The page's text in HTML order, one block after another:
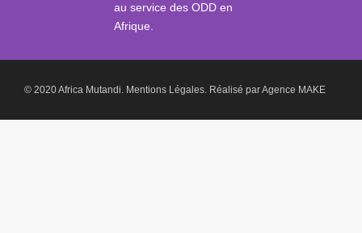
au service des ODD en
Afrique.
© 2020 Africa Mutandi. Mentions Légales. Réalisé parAgence MAKE